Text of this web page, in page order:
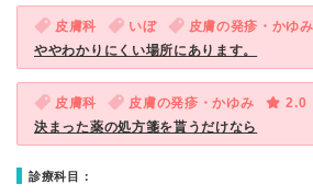
皮膚科 いぼ 皮膚の発疹・かゆみ
ややわかりにくい場所にあります。
皮膚科 皮膚の発疹・かゆみ
2.0
決まった薬の処方箋を貰うだけなら
診療科目：